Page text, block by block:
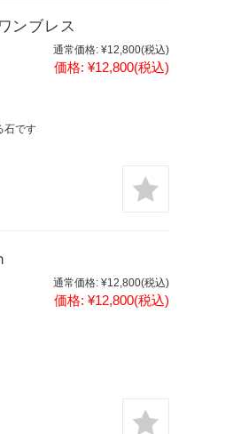
ンブレス
通常価格: ¥12,800(税込)
価格: ¥12,800(税込)
石です
通常価格: ¥12,800(税込)
価格: ¥12,800(税込)